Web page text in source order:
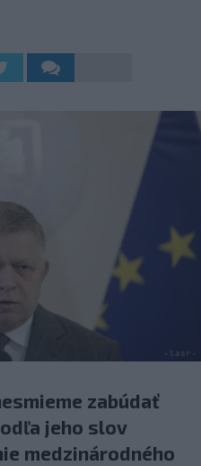
zabúdať
jeho slov
medzinárodného